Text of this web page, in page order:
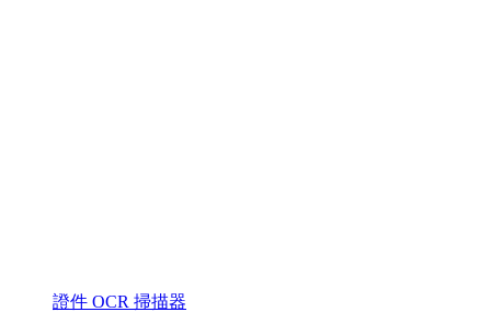
證件 OCR 掃描器